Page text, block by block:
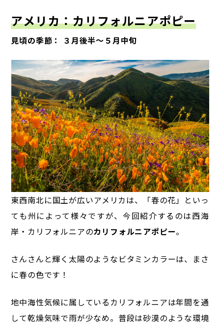
アメリカ：カリフォルニアポピー
見頃の季節： ３月後半～５月中旬
東西南北に国土が広いアメリカは、「春の花」といっ
ても州によって様々ですが、今回紹介するのは西海
岸・カリフォルニアのカリフォルニアポピー。
さんさんと輝く太陽のようなビタミンカラーは、まさ
に春の色です！
地中海性気候に属しているカリフォルニアは年間を通
して乾燥気味で雨が少なめ。 普段は砂漠のような環境